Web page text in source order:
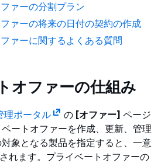
ァーの分割プラン
ァーの将来の日付の契約の作成
ァーに関するよくある質問
オファーの仕組み
理ポータル の [オファー] ページ
ートオファーを作成、更新、管理
象となる製品を指定すると、一意
れます。プライベートオファーの